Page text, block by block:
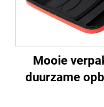
Mooie
duurzame